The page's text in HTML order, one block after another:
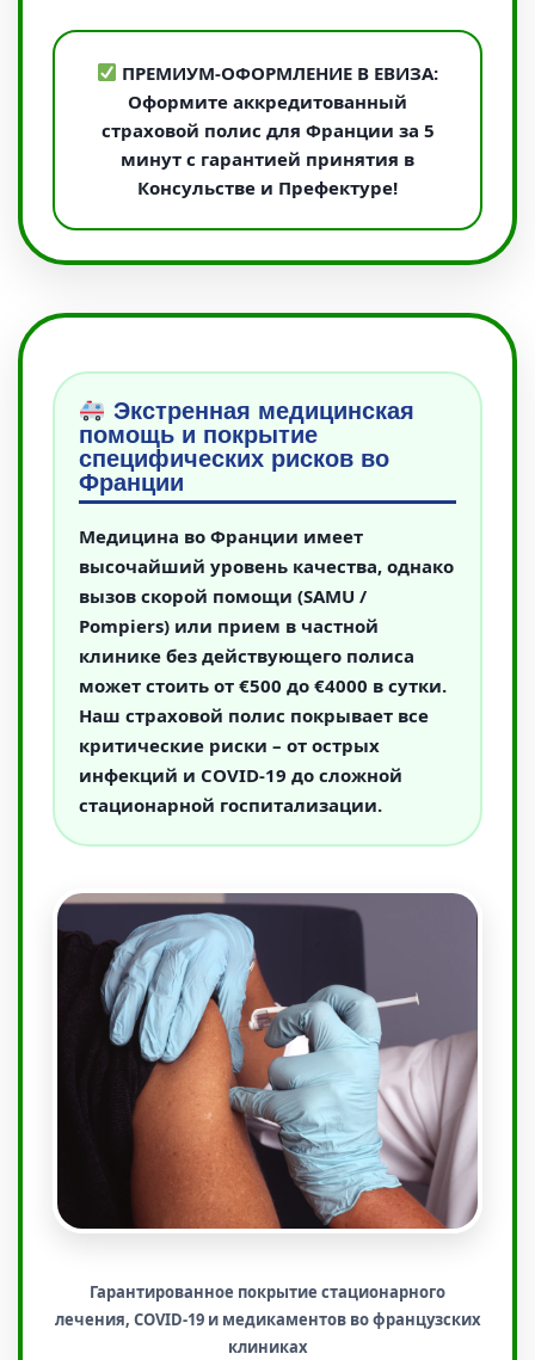
ПРЕМИУМ-ОФОРМЛЕНИЕ В ЕВИЗА:
Оформите аккредитованный
страховой полис для Франции за 5
минут с гарантией принятия в
Консульстве и Префектуре!
Экстренная медицинская
помощь и покрытие
специфических рисков во
Франции
Медицина во Франции имеет
высочайший уровень качества, однако
вызов скорой помощи (SAMU /
Pompiers) или прием в частной
клинике без действующего полиса
может стоить от €500 до €4000 в сутки.
Наш страховой полис покрывает все
критические риски – от острых
инфекций и COVID-19 до сложной
стационарной госпитализации.
Гарантированное покрытие стационарного
лечения, COVID-19 и медикаментов во французских
клиниках